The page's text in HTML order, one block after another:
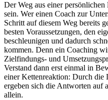
Der Weg aus einer
sein. Wer einen Coach zur
Schritt auf diesem Weg bereits
besten Voraussetzungen, den
beschleunigen und dadurch
kommen. Denn ein Coaching
Zielfindungs- und
Verstand dann erst einmal in
einer Kettenreaktion: Durch die
ergeben sich die Antworten auf
allein.